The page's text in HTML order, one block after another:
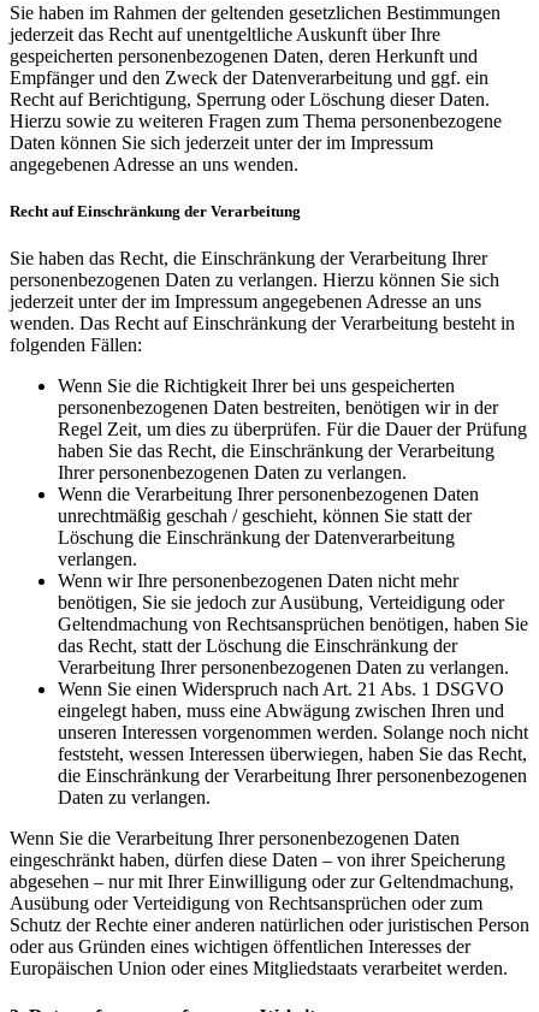
Sie haben im Rahmen der geltenden gesetzlichen Bestimmungen
jederzeit das Recht auf unentgeltliche Auskunft über Ihre
gespeicherten personenbezogenen Daten, deren Herkunft und
Empfänger und den Zweck der Datenverarbeitung und ggf. ein
Recht auf Berichtigung, Sperrung oder Löschung dieser Daten.
Hierzu sowie zu weiteren Fragen zum Thema personenbezogene
Daten können Sie sich jederzeit unter der im Impressum
angegebenen Adresse an uns wenden.
Recht auf Einschränkung der Verarbeitung
Sie haben das Recht, die Einschränkung der Verarbeitung Ihrer
personenbezogenen Daten zu verlangen. Hierzu können Sie sich
jederzeit unter der im Impressum angegebenen Adresse an uns
wenden. Das Recht auf Einschränkung der Verarbeitung besteht in
folgenden Fällen:
Wenn Sie die Richtigkeit Ihrer bei uns gespeicherten
personenbezogenen Daten bestreiten, benötigen wir in der
Regel Zeit, um dies zu überprüfen. Für die Dauer der Prüfung
haben Sie das Recht, die Einschränkung der Verarbeitung
Ihrer personenbezogenen Daten zu verlangen.
Wenn die Verarbeitung Ihrer personenbezogenen Daten
unrechtmäßig geschah / geschieht, können Sie statt der
Löschung die Einschränkung der Datenverarbeitung
verlangen.
Wenn wir Ihre personenbezogenen Daten nicht mehr
benötigen, Sie sie jedoch zur Ausübung, Verteidigung oder
Geltendmachung von Rechtsansprüchen benötigen, haben Sie
das Recht, statt der Löschung die Einschränkung der
Verarbeitung Ihrer personenbezogenen Daten zu verlangen.
Wenn Sie einen Widerspruch nach Art. 21 Abs. 1 DSGVO
eingelegt haben, muss eine Abwägung zwischen Ihren und
unseren Interessen vorgenommen werden. Solange noch nicht
feststeht, wessen Interessen überwiegen, haben Sie das Recht,
die Einschränkung der Verarbeitung Ihrer personenbezogenen
Daten zu verlangen.
Wenn Sie die Verarbeitung Ihrer personenbezogenen Daten
eingeschränkt haben, dürfen diese Daten – von ihrer Speicherung
abgesehen – nur mit Ihrer Einwilligung oder zur Geltendmachung,
Ausübung oder Verteidigung von Rechtsansprüchen oder zum
Schutz der Rechte einer anderen natürlichen oder juristischen Person
oder aus Gründen eines wichtigen öffentlichen Interesses der
Europäischen Union oder eines Mitgliedstaats verarbeitet werden.